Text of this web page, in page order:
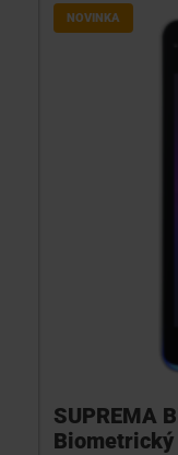
NOVINKA
SUPREMA